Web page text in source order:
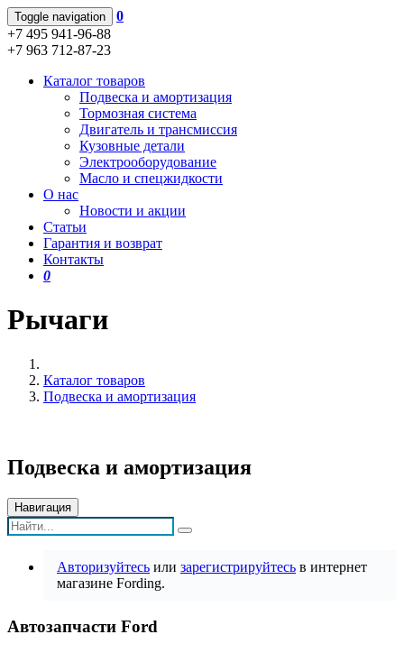
Toggle navigation
0
+7 495 941-96-88
+7 963 712-87-23
Каталог товаров
Подвеска и амортизация
Тормозная система
Двигатель и трансмиссия
Кузовные детали
Электрооборудование
Масло и спецжидкости
О нас
Новости и акции
Статьи
Гарантия и возврат
Контакты
0
Рычаги
Каталог товаров
Подвеска и амортизация
Подвеска и амортизация
Навигация
Авторизуйтесь или зарегистрируйтесь в интернет
магазине Fording.
Автозапчасти Ford